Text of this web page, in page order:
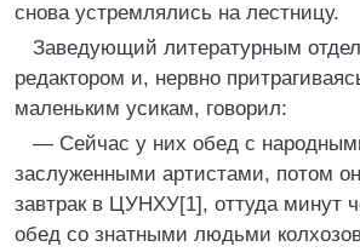
снова устремлялись на лестницу.
Заведующий литературным
редактором и, нервно
маленьким усикам, говорил:
— Сейчас у них обед с
заслуженными артистами, потом
завтрак в ЦУНХУ[1], оттуда минут
обед со знатными людьми